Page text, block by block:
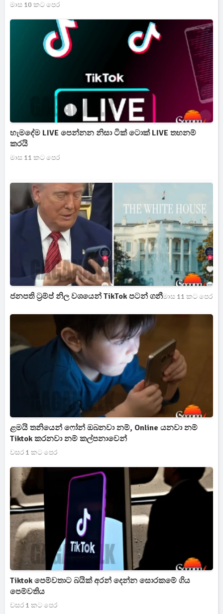
මාස 10 කට පෙර
හැමදේම LIVE පෙන්නන නිසා ටික් ටොක් LIVE තහනම්
කරයි
මාස 11 කට පෙර
ජනපති ට්‍රම්ප් නිල වශයෙන් TikTok පටන් ගනීමාස 11 කට පෙර
ළමයි තනියෙන් ෆෝන් ඔබනවා නම්, Online යනවා නම්
Tiktok කරනවා නම් කල්පනාවෙන්
වසර 1 කට පෙර
Tiktok පෙම්වතාට බයික් අරන් දෙන්න සොරකමේ ගිය
පෙම්වතිය
වසර 1 කට පෙර